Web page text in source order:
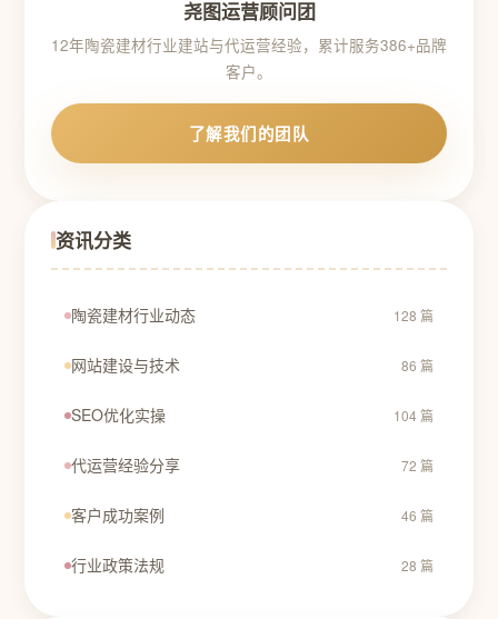
尧图运营顾问团
12年陶瓷建材行业建站与代运营经验，累计服务386+品牌
客户。
了解我们的团队
资讯分类
陶瓷建材行业动态 128 篇
网站建设与技术 86 篇
SEO优化实操 104 篇
代运营经验分享 72 篇
客户成功案例 46 篇
行业政策法规 28 篇